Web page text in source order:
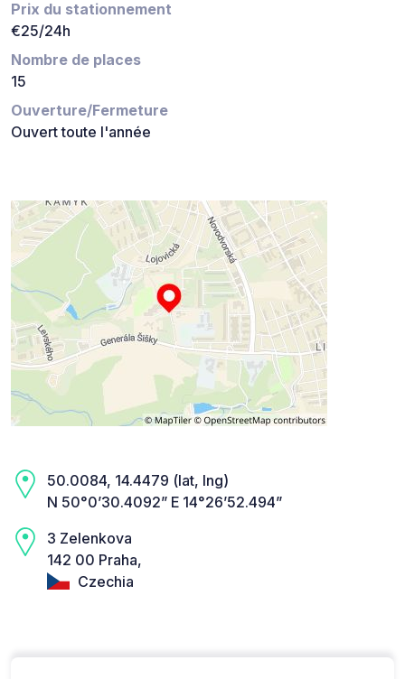
Prix du stationnement
€25/24h
Nombre de places
15
Ouverture/Fermeture
Ouvert toute l'année
50.0084, 14.4479 (lat, lng)
N 50°0’30.4092” E 14°26’52.494”
3 Zelenkova
142 00 Praha,
Czechia